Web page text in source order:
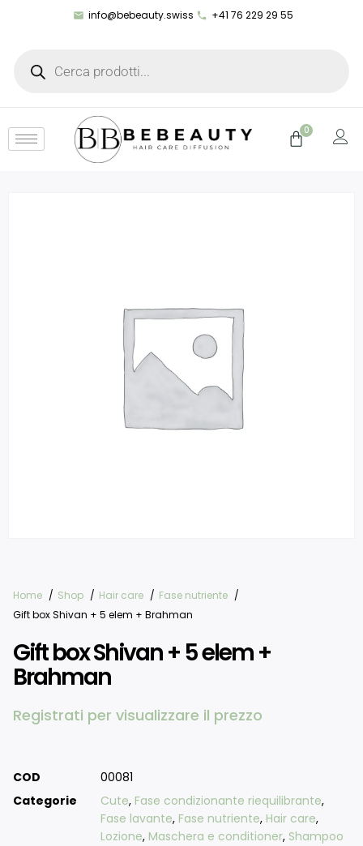
info@bebeauty.swiss +41 76 229 29 55
0
Home Shop Hair care
Fase nutriente
Gift box Shivan + 5 elem + Brahman
Gift box Shivan + 5 elem +
Brahman
Registrati per visualizzare il prezzo
COD
00081
Categorie
Cute, Fase condizionante riequilibrante,
Fase lavante, Fase nutriente, Hair care,
Lozione, Maschera e conditioner, Shampoo